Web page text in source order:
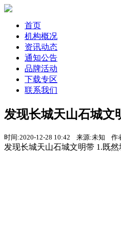
首页
机构概况
资讯动态
通知公告
品牌活动
下载专区
联系我们
发现长城天山石城文
时间:2020-12-28 10:42 来源:未知
发现长城天山石城文明带 1.既